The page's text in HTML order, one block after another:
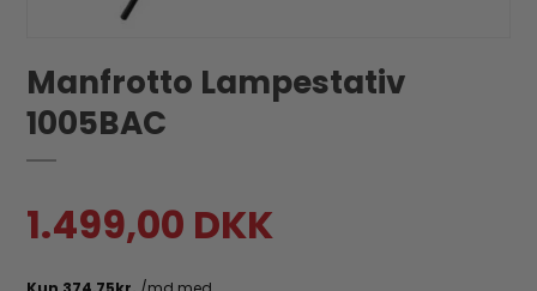
Manfrotto Lampestativ
1005BAC
1.499,00 DKK